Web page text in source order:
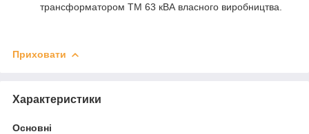
трансформатором ТМ 63 кВА власного виробництва.
Приховати
Характеристики
Основні